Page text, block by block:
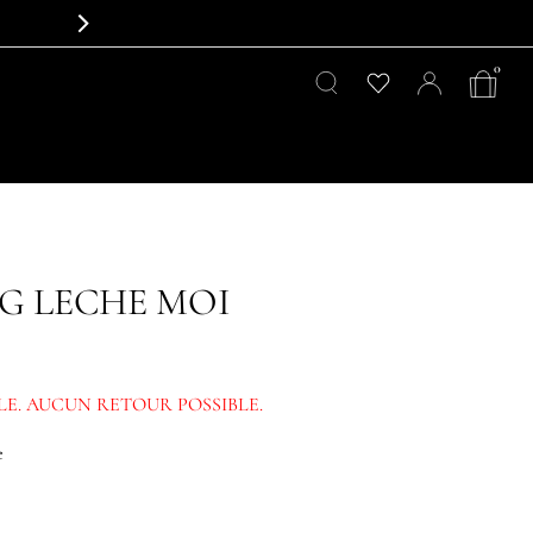
0
LECHE MOI
AUCUN RETOUR POSSIBLE.